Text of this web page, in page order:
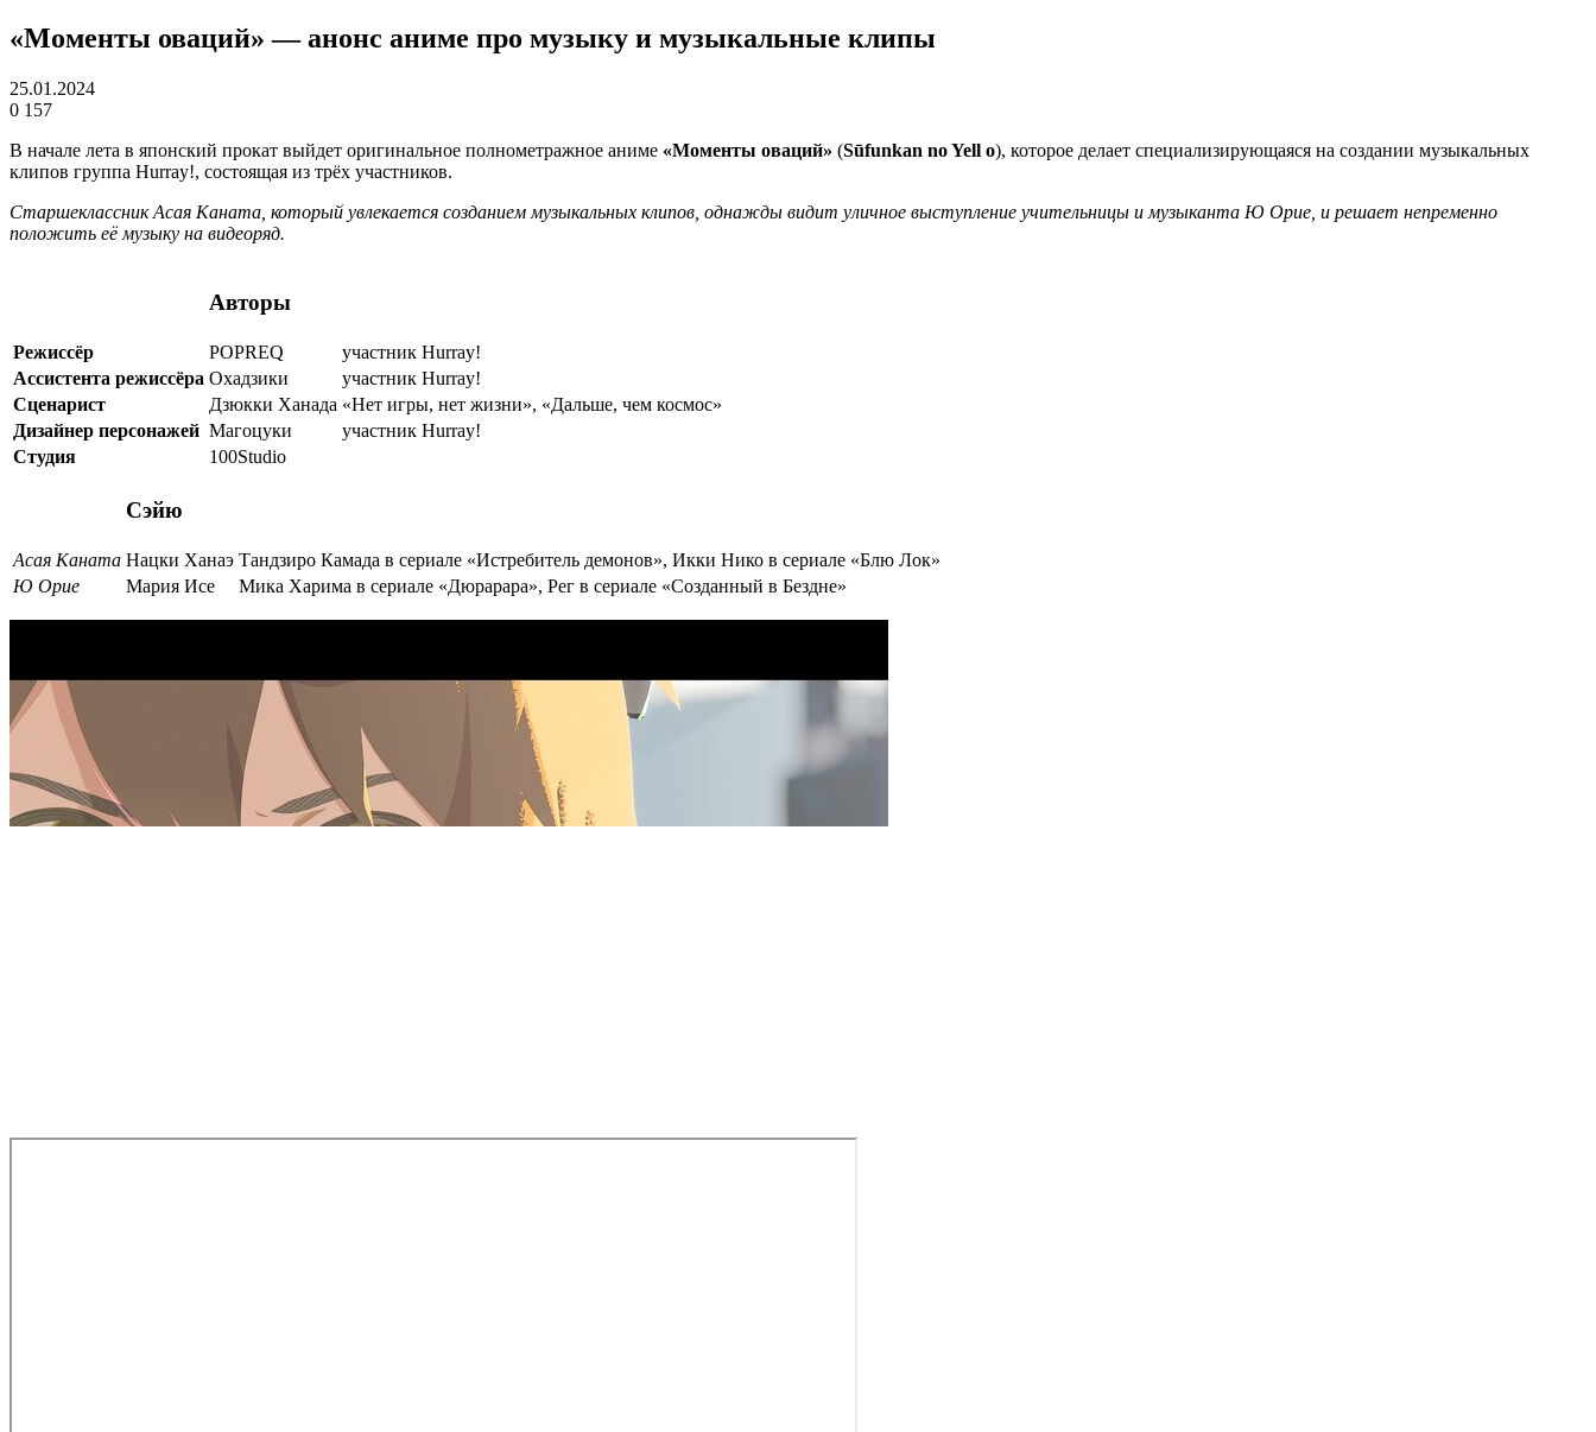
«Моменты оваций» — анонс аниме про музыку и музыкальные клипы
25.01.2024
0 157
В начале лета в японский прокат выйдет оригинальное полнометражное аниме «Моменты оваций» (Sūfunkan no Yell o), которое делает специализирующаяся на создании музыкальных
клипов группа Hurray!, состоящая из трёх участников.
Старшеклассник Асая Каната, который увлекается созданием музыкальных клипов, однажды видит уличное выступление учительницы и музыканта Ю Орие, и решает непременно
положить её музыку на видеоряд.
Авторы
Режиссёр POPREQ
участник Hurray!
Ассистента режиссёра Охадзики
участник Hurray!
Сценарист
Дзюкки Ханада «Нет игры, нет жизни», «Дальше, чем космос»
Дизайнер персонажей Магоцуки
участник Hurray!
Студия
100Studio
Сэйю
Асая Каната Нацки Ханаэ Тандзиро Камада в сериале «Истребитель демонов», Икки Нико в сериале «Блю Лок»
Ю Орие
Мария Исе Мика Харима в сериале «Дюрарара», Рег в сериале «Созданный в Бездне»